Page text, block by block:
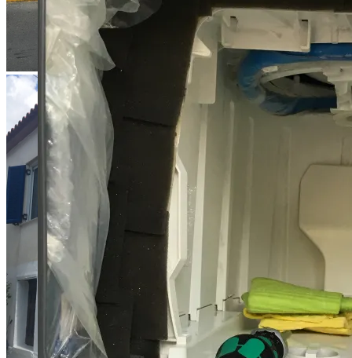
die schönste Straßenbepflanzung, die ich kenne